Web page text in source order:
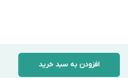
افزودن به سبد خرید